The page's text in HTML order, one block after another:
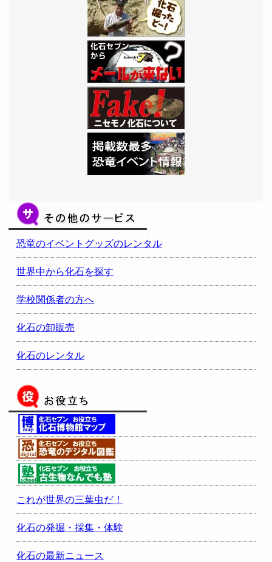
恐竜のイベントグッズのレンタル
世界中から化石を探す
学校関係者の方へ
化石の卸販売
化石のレンタル
これが世界の三葉虫だ！
化石の発掘・採集・体験
化石の最新ニュース